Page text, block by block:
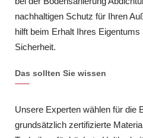
nachhaltigen Schutz für Ihren
hilft beim Erhalt Ihres Eigentums
Sicherheit.
Das sollten Sie wissen
Unsere Experten wählen für die
grundsätzlich zertifizierte